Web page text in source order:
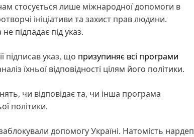
стосується лише міжнародної допомоги в
ініціативи та захист прав людини.
підпадає під указ.
підписав указ, що призупиняє всі програми
їхньої відповідності цілям його політики.
чи відповідає та, чи інша програма
політики.
допомогу Україні. Натомість нардеп